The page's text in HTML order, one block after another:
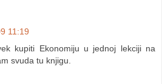
11:19
kupiti Ekonomiju u jednoj lekciji na
svuda tu knjigu.